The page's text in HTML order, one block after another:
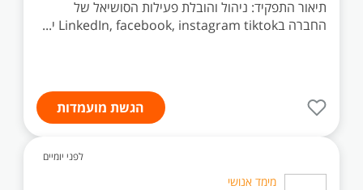
תיאור התפקיד: ניהול והובלת פעילות הסושיאל של
החברה בLinkedIn, facebook, instagram tiktok י...
הגשת מועמדות
לפני יומיים
מימד אנושי